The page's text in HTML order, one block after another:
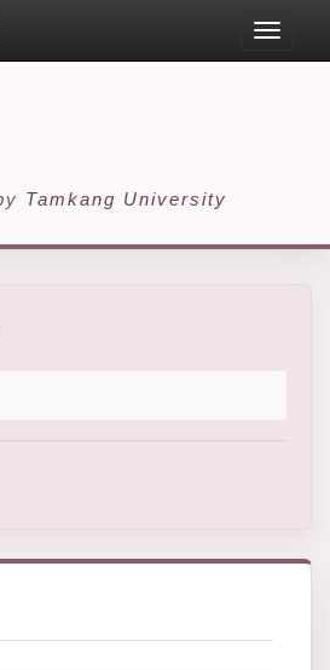
Toggle
Tamkang University